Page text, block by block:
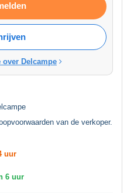
over Delcampe
van de verkoper.
uur
6 uur